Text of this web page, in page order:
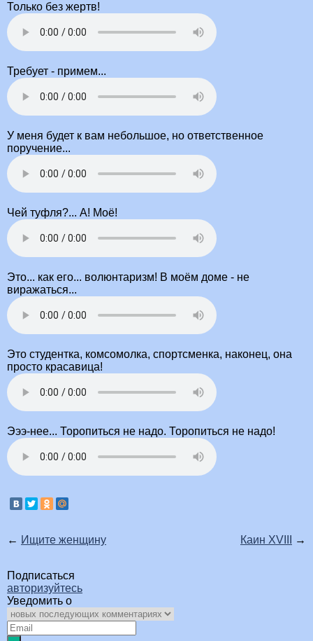
Только без жертв!
Требует - примем...
У меня будет к вам небольшое, но ответственное
поручение...
Чей туфля?... А! Моё!
Это... как его... волюнтаризм! В моём доме - не
виражаться...
Это студентка, комсомолка, спортсменка, наконец, она
просто красавица!
Эээ-нее... Торопиться не надо. Торопиться не надо!
← Ищите женщину Каин XVIII →
Подписаться
авторизуйтесь
Уведомить о